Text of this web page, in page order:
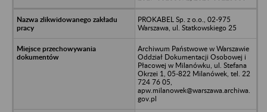
PROKABEL Sp. z o.o., 02-975
Warszawa, ul. Statkowskiego 25
Archiwum Państwowe w Warszawie
Oddział Dokumentacji Osobowej i
Płacowej w Milanówku, ul. Stefana
Okrzei 1, 05-822 Milanówek, tel. 22
724 76 05,
apw.milanowek@warszawa.archiwa.
gov.pl